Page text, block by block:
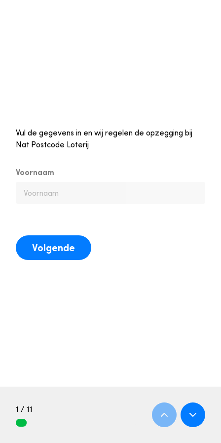
Vul de gegevens in en wij regelen de opzegging bij
Nat Postcode Loterij
Voornaam
Volgende
1 / 11